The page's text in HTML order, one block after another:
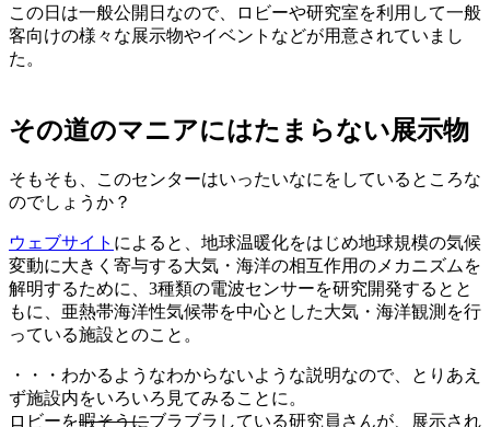
この日は一般公開日なので、ロビーや研究室を利用して一般
客向けの様々な展示物やイベントなどが用意されていまし
た。
その道のマニアにはたまらない展示物
そもそも、このセンターはいったいなにをしているところな
のでしょうか？
ウェブサイト によると、地球温暖化をはじめ地球規模の気候
変動に大きく寄与する大気・海洋の相互作用のメカニズムを
解明するために、3種類の電波センサーを研究開発するとと
もに、亜熱帯海洋性気候帯を中心とした大気・海洋観測を行
っている施設とのこと。
・・・わかるようなわからないような説明なので、とりあえ
ず施設内をいろいろ見てみることに。
ロビーを暇そうにブラブラしている研究員さんが、展示され